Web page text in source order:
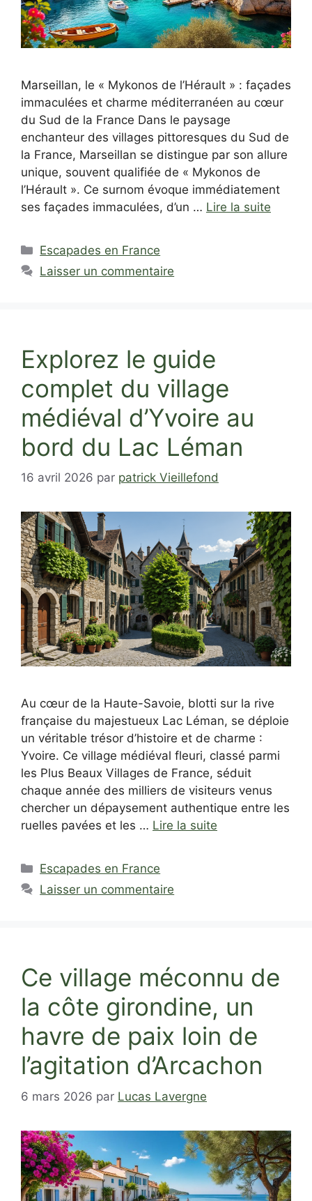
Marseillan, le « Mykonos de l’Hérault » : façades
immaculées et charme méditerranéen au cœur
du Sud de la France Dans le paysage
enchanteur des villages pittoresques du Sud de
la France, Marseillan se distingue par son allure
unique, souvent qualifiée de « Mykonos de
l’Hérault ». Ce surnom évoque immédiatement
ses façades immaculées, d’un … Lire la suite
Catégories
Escapades en France
Laisser un commentaire
Explorez le guide
complet du village
médiéval d’Yvoire au
bord du Lac Léman
16 avril 2026 par patrick Vieillefond
Au cœur de la Haute-Savoie, blotti sur la rive
française du majestueux Lac Léman, se déploie
un véritable trésor d’histoire et de charme :
Yvoire. Ce village médiéval fleuri, classé parmi
les Plus Beaux Villages de France, séduit
chaque année des milliers de visiteurs venus
chercher un dépaysement authentique entre les
ruelles pavées et les … Lire la suite
Catégories
Escapades en France
Laisser un commentaire
Ce village méconnu de
la côte girondine, un
havre de paix loin de
l’agitation d’Arcachon
6 mars 2026 par Lucas Lavergne